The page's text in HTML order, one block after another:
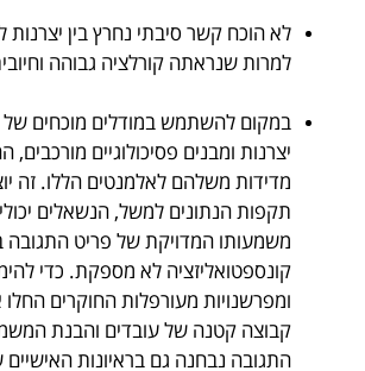
לא הוכח קשר סיבתי נחרץ בין
למרות שנראתה קורלציה גבוהה
במקום להשתמש במודלים מוכחים של
יצרנות ומבנים פסיכולוגיים מורכבים,
מדידות משלהם לאלמנטים הללו. זה
תקפות הנתונים למשל, הנשאלים
משמעותו המדויקת של פריט התגובה
קונספטואליזציה לא מספקת. כדי
ומפרשנויות מעורפלות החוקרים
קבוצה קטנה של עובדים והבנת
התגובה נבחנה גם בראיונות